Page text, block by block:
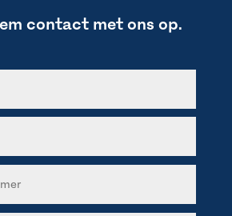
contact met ons op.